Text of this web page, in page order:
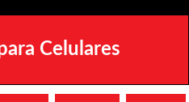
Celulares